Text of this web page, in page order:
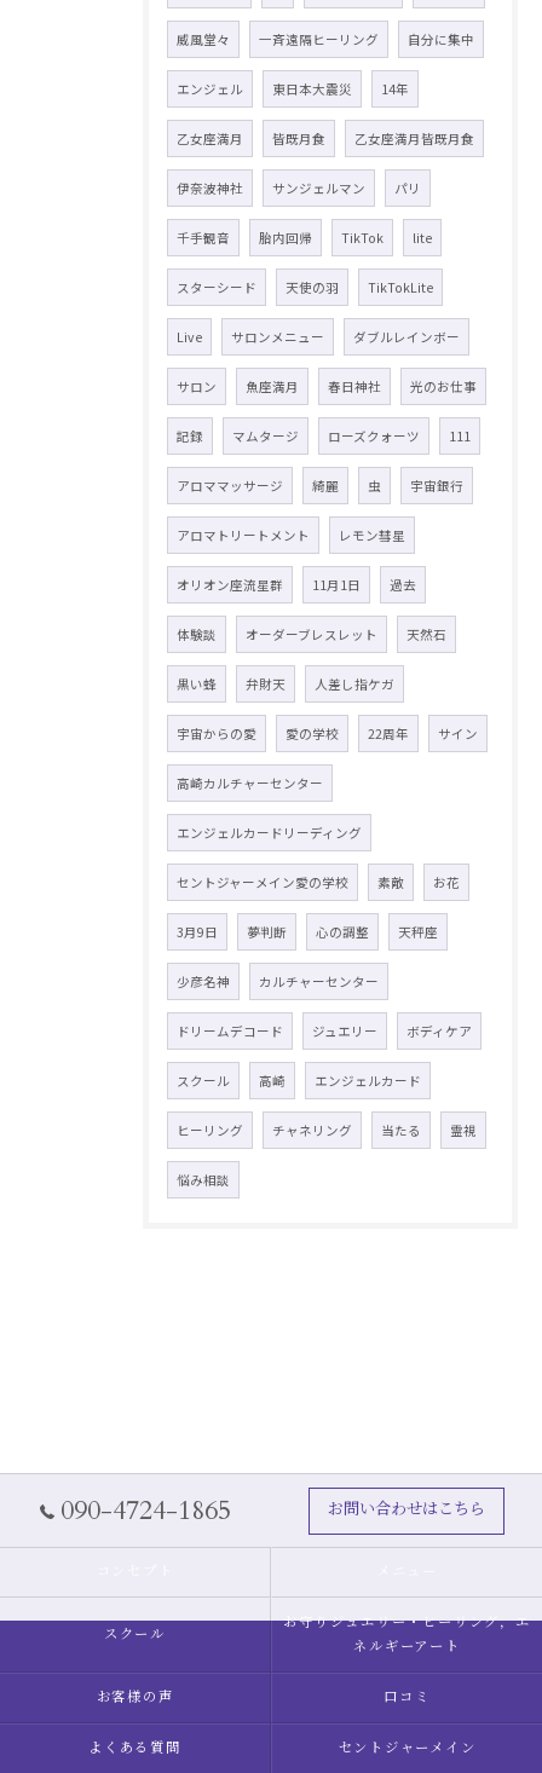
威風堂々 一斉遠隔ヒーリング 自分に集中
エンジェル 東日本大震災 14年
乙女座満月 皆既月食 乙女座満月皆既月食
伊奈波神社 サンジェルマン パリ
千手観音 胎内回帰 TikTok lite
スターシード 天使の羽 TikTokLite
Live サロンメニュー ダブルレインボー
サロン 魚座満月 春日神社 光のお仕事
記録 マムタージ ローズクォーツ 111
アロママッサージ 綺麗 虫 宇宙銀行
アロマトリートメント レモン彗星
オリオン座流星群 11月1日 過去
体験談 オーダーブレスレット 天然石
黒い蜂 弁財天 人差し指ケガ
宇宙からの愛 愛の学校 22周年 サイン
高崎カルチャーセンター
エンジェルカードリーディング
セントジャーメイン愛の学校 素敵 お花
3月9日 夢判断 心の調整 天秤座
少彦名神 カルチャーセンター
ドリームデコード ジュエリー ボディケア
スクール 高崎 エンジェルカード
ヒーリング チャネリング 当たる 霊視
悩み相談
090-4724-1865 お問い合わせはこちら
スクール
お守りジュエリー・ヒーリング，エ
ネルギーアート
お客様の声 口コミ
よくある質問 セントジャーメイン